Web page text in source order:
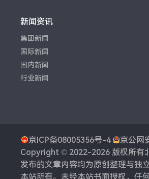
新闻资讯
集团新闻
国际新闻
国内新闻
行业新闻
京ICP备08005356号-4
京公网
Copyright © 2022-2026 版权所有
发布的文章内容均为原创整理与独
本站所有。未经本站书面授权，任